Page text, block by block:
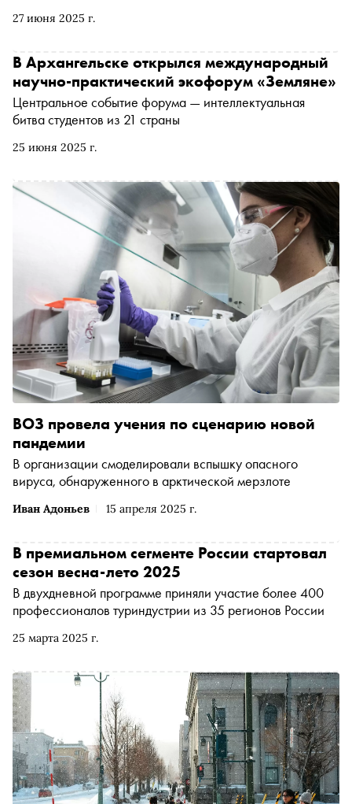
27 июня 2025 г.
Александр Цыбульский рассказал «Снобу» о том, как
сохранением арктической природы, какие мифы об
экологической повестке сегодня существуют, насколько
уязвима экосистема Арктики и почему
нефтепереработка спасает китов
25 июня 2025 г.
В Архангельске открылся международный
научно-практический экофорум «Земляне»
Центральное событие форума — интеллектуальная
битва студентов из 21 страны
Иван Адоньев 15 апреля 2025 г.
ВОЗ провела учения по сценарию новой
пандемии
В организации смоделировали вспышку опасного
вируса, обнаруженного в арктической мерзлоте
25 марта 2025 г.
В премиальном сегменте России стартовал
сезон весна-лето 2025
В двухдневной программе приняли участие более 400
профессионалов туриндустрии из 35 регионов России